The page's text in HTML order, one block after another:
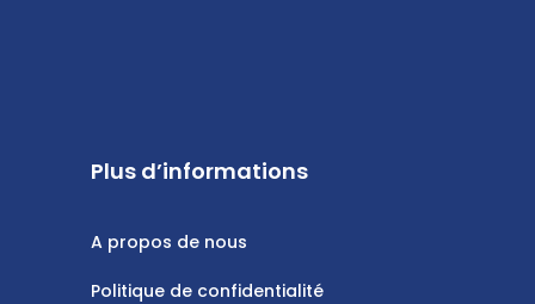
Plus d’informations
A propos de nous
Politique de confidentialité